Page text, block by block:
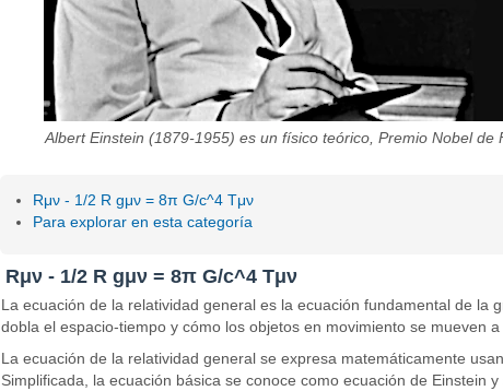
Albert Einstein (1879-1955) es un físico teórico, Premio Nobel
Rμν - 1/2 R gμν = 8π G/c^4 Tμν
Para explorar en esta categoría
Rμν - 1/2 R gμν = 8π G/c^4 Tμν
La ecuación de la relatividad general es la ecuación fundamental de
dobla el espacio-tiempo y cómo los objetos en movimiento se mueven
La ecuación de la relatividad general se expresa matemáticamente
Simplificada, la ecuación básica se conoce como ecuación de Einstein